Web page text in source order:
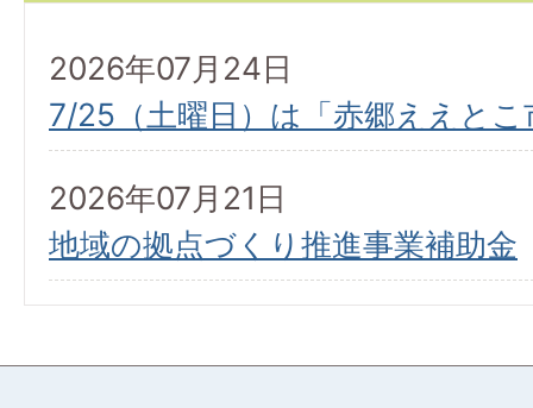
2026年07月24日
7/25（土曜日）は「赤郷ええとこ
2026年07月21日
地域の拠点づくり推進事業補助金